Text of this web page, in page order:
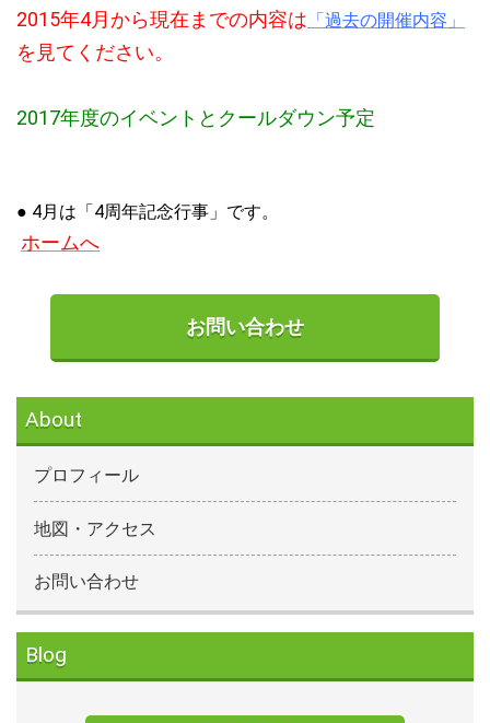
2015年4月から現在までの内容は 「過去の開催内容」
を見てください。
2017年度のイベントとクールダウン予定
● 4月は「4周年記念行事」です。
ホームへ
お問い合わせ
About
プロフィール
地図・アクセス
お問い合わせ
Blog